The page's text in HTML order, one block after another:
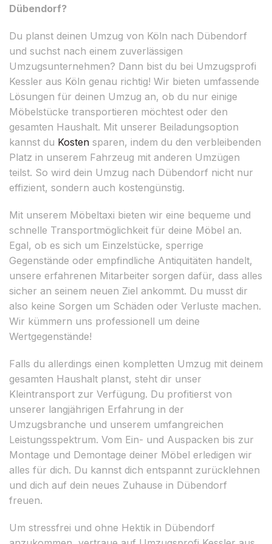
Dübendorf?
Du planst deinen Umzug von Köln nach Dübendorf
und suchst nach einem zuverlässigen
Umzugsunternehmen? Dann bist du bei Umzugsprofi
Kessler aus Köln genau richtig! Wir bieten umfassende
Lösungen für deinen Umzug an, ob du nur einige
Möbelstücke transportieren möchtest oder den
gesamten Haushalt. Mit unserer Beiladungsoption
kannst du Kosten sparen, indem du den verbleibenden
Platz in unserem Fahrzeug mit anderen Umzügen
teilst. So wird dein Umzug nach Dübendorf nicht nur
effizient, sondern auch kostengünstig.
Mit unserem Möbeltaxi bieten wir eine bequeme und
schnelle Transportmöglichkeit für deine Möbel an.
Egal, ob es sich um Einzelstücke, sperrige
Gegenstände oder empfindliche Antiquitäten handelt,
unsere erfahrenen Mitarbeiter sorgen dafür, dass alles
sicher an seinem neuen Ziel ankommt. Du musst dir
also keine Sorgen um Schäden oder Verluste machen.
Wir kümmern uns professionell um deine
Wertgegenstände!
Falls du allerdings einen kompletten Umzug mit deinem
gesamten Haushalt planst, steht dir unser
Kleintransport zur Verfügung. Du profitierst von
unserer langjährigen Erfahrung in der
Umzugsbranche und unserem umfangreichen
Leistungsspektrum. Vom Ein- und Auspacken bis zur
Montage und Demontage deiner Möbel erledigen wir
alles für dich. Du kannst dich entspannt zurücklehnen
und dich auf dein neues Zuhause in Dübendorf
freuen.
Um stressfrei und ohne Hektik in Dübendorf